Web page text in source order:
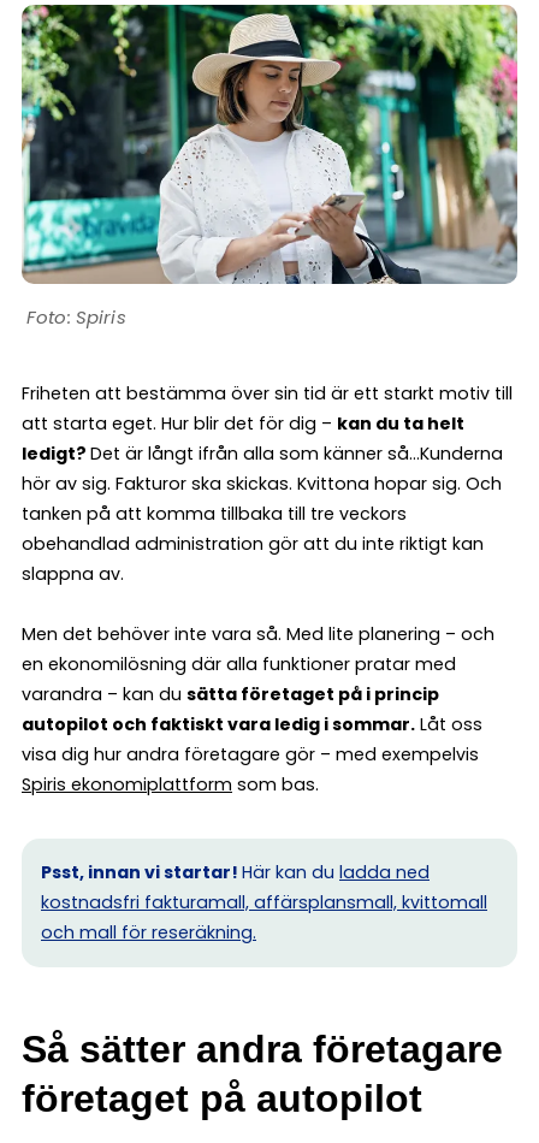
Spiris
Friheten att bestämma över sin tid är ett starkt motiv till
att starta eget. Hur blir det för dig – kan du ta helt
ledigt? Det är långt ifrån alla som känner så…Kunderna
hör av sig. Fakturor ska skickas. Kvittona hopar sig. Och
tanken på att komma tillbaka till tre veckors
obehandlad administration gör att du inte riktigt kan
slappna av.
Men det behöver inte vara så. Med lite planering – och
en ekonomilösning där alla funktioner pratar med
varandra – kan du sätta företaget på i princip
autopilot och faktiskt vara ledig i sommar. Låt oss
visa dig hur andra företagare gör – med exempelvis
Spiris ekonomiplattform som bas.
Psst, innan vi startar! Här kan du ladda ned
kostnadsfri fakturamall, affärsplansmall, kvittomall
och mall för reseräkning.
Så sätter andra företagare
företaget på autopilot